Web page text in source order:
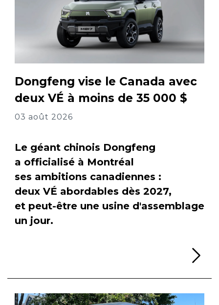
Dongfeng vise le Canada avec
deux VÉ à moins de 35 000 $
03 août 2026
Le géant chinois Dongfeng
a officialisé à Montréal
ses ambitions canadiennes :
deux VÉ abordables dès 2027,
et peut-être une usine d'assemblage
un jour.